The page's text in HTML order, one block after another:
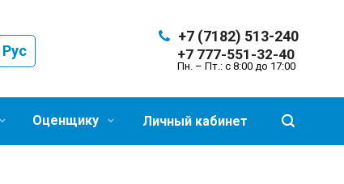
Рус
+7 (7182) 513-240
+7 777-551-32-40
Пн. – Пт.: с 8:00 до 17:00
Личный кабинет
Оценщику